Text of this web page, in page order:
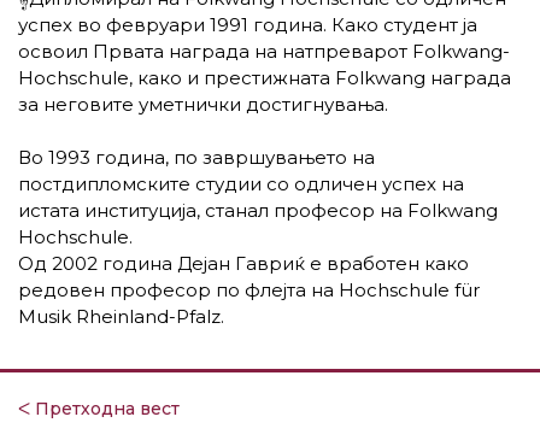
успех во февруари 1991 година. Како студент ја
освоил Првата награда на натпреварот Folkwang-
Hochschule, како и престижната Folkwang награда
за неговите уметнички достигнувања.
Во 1993 година, по завршувањето на
постдипломските студии со одличен успех на
истата институција, станал професор на Folkwang
Hochschule.
Од 2002 година Дејан Гавриќ е вработен како
редовен професор по флејта на Hochschule für
Musik Rheinland-Pfalz.
ᐸ Претходна вест